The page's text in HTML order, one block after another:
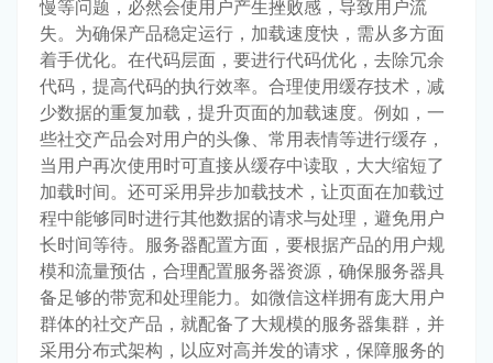
慢等问题，必然会使用户产生挫败感，导致用户流
失。为确保产品稳定运行，加载速度快，需从多方面
着手优化。在代码层面，要进行代码优化，去除冗余
代码，提高代码的执行效率。合理使用缓存技术，减
少数据的重复加载，提升页面的加载速度。例如，一
些社交产品会对用户的头像、常用表情等进行缓存，
当用户再次使用时可直接从缓存中读取，大大缩短了
加载时间。还可采用异步加载技术，让页面在加载过
程中能够同时进行其他数据的请求与处理，避免用户
长时间等待。服务器配置方面，要根据产品的用户规
模和流量预估，合理配置服务器资源，确保服务器具
备足够的带宽和处理能力。如微信这样拥有庞大用户
群体的社交产品，就配备了大规模的服务器集群，并
采用分布式架构，以应对高并发的请求，保障服务的